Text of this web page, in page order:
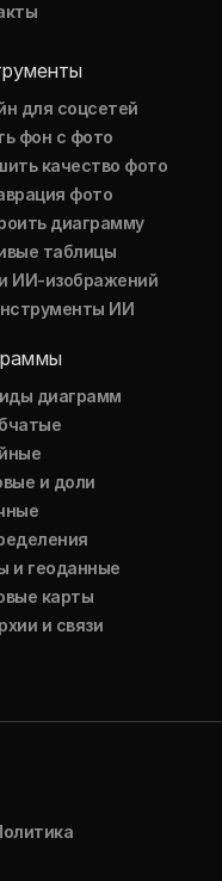
для соцсетей
фон с фото
качество фото
фото
диаграмму
таблицы
ИИ-изображений
ИИ
диаграмм
и доли
и геоданные
карты
и связи